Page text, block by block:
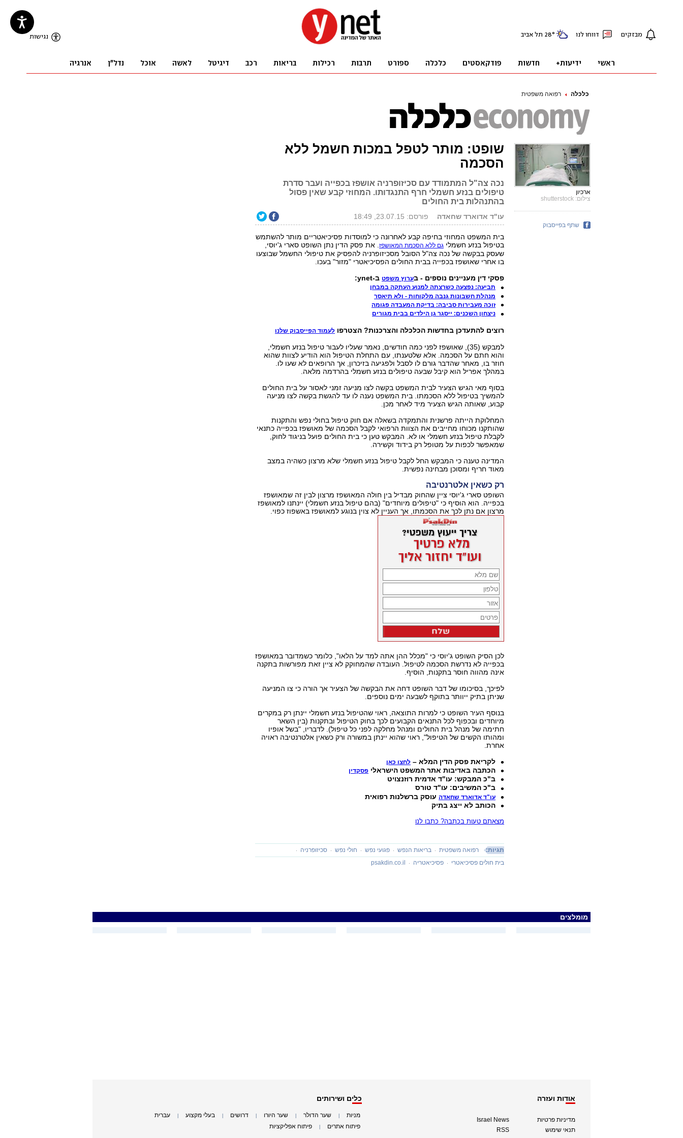
כלכלה רפואה משפטית
שופט: מותר לטפל במכות חשמל ללא
הסכמה
נכה צה"ל המתמודד עם סכיזופרניה אושפז בכפייה ועבר סדרת
טיפולים בנזע חשמלי חרף התנגדותו. המחוזי קבע שאין פסול
בהתנהלות בית החולים
עו"ד אדוארד שחאדה פורסם: 23.07.15, 18:49
בית המשפט המחוזי בחיפה קבע לאחרונה כי למוסדות פסיכיאטריים מותר להשתמש
בטיפול בנזע חשמלי גם ללא הסכמת המאושפז. את פסק הדין נתן השופט סארי ג'יוסי,
שעסק בבקשה של נכה צה"ל הסובל מסכיזופרניה להפסיק את טיפולי החשמל שבוצעו
בו אחרי שאושפז בכפייה בבית החולים הפסיכיאטרי "מזור" בעכו.
פסקי דין מעניינים נוספים - בערוץ משפט ב-ynet:
תביעה: נפצעה כשרצתה למנוע העתקה במבחן
מנהלת חשבונות גנבה מלקוחות - ולא תיאסר
זוכה מעבירות סביבה: בדיקת המעבדה פגומה
ניצחון השכנים: ייסגר גן הילדים בבית מגורים
רוצים להתעדכן בחדשות הכלכלה והצרכנות? הצטרפו לעמוד הפייסבוק שלנו
למבקש (35), שאושפז לפני כמה חודשים, נאמר שעליו לעבור טיפול בנזע חשמלי,
והוא חתם על הסכמה. אלא שלטענתו, עם התחלת הטיפול הוא הודיע לצוות שהוא
חוזר בו, מאחר שהדבר גורם לו לסבל ולפגיעה בזיכרון, אך הרופאים לא שעו לו.
במהלך אפריל הוא קיבל שבעה טיפולים בנזע חשמלי בהרדמה מלאה.
בסוף מאי הגיש הצעיר לבית המשפט בקשה לצו מניעה זמני לאסור על בית החולים
להמשיך בטיפול ללא הסכמתו. בית המשפט נענה לו עד להגשת בקשה לצו מניעה
קבוע, שאותה הגיש הצעיר מיד לאחר מכן.
המחלוקת הייתה פרשנית והתמקדה בשאלה אם חוק טיפול בחולי נפש והתקנות
שהותקנו מכוחו מחייבים את הצוות הרפואי לקבל הסכמה של מאושפז בכפייה כתנאי
לקבלת טיפול בנזע חשמלי או לא. המבקש טען כי בית החולים פועל בניגוד לחוק,
שמאפשר לכפות על מטופל רק בידוד וקשירה.
המדינה טענה כי המבקש החל לקבל טיפול בנזע חשמלי שלא מרצון כשהיה במצב
מאוד חריף ומסוכן מבחינה נפשית.
רק כשאין אלטרנטיבה
השופט סארי ג'יוסי ציין שהחוק מבדיל בין חולה המאושפז מרצון לבין זה שמאושפז
בכפייה. הוא הוסיף כי "טיפולים מיוחדים" (בהם טיפול בנזע חשמלי) יינתנו למאושפז
מרצון אם נתן לכך את הסכמתו, אך העניין לא צוין בנוגע למאושפז באשפוז כפוי.
לכן הסיק השופט ג'יוסי כי "מכלל ההן אתה למד על הלאו", כלומר כשמדובר במאושפז
בכפייה לא נדרשת הסכמה לטיפול. העובדה שהמחוקק לא ציין זאת מפורשות בתקנה
אינה מהווה חוסר בתקנות, הוסיף.
לפיכך, בסיכומו של דבר השופט דחה את הבקשה של הצעיר אך הורה כי צו המניעה
שניתן בתיק ייוותר בתוקף לשבעה ימים נוספים.
בנוסף העיר השופט כי למרות התוצאה, ראוי שהטיפול בנזע חשמלי יינתן רק במקרים
מיוחדים ובכפוף לכל התנאים הקבועים לכך בחוק הטיפול ובתקנות (בין השאר
חתימה של מנהל בית החולים ומנהל מחלקה לפני כל טיפול). לדבריו, "בשל אופיו
ומהותו הקשים של הטיפול", ראוי שהוא יינתן במשורה ורק כשאין אלטרנטיבה ראויה
אחרת.
לקריאת פסק הדין המלא – לחצו כאן
הכתבה באדיבות אתר המשפט הישראלי פסקדין
ב"כ המבקש: עו"ד אדמית רוזנצויט
ב"כ המשיבים: עו"ד טורס
עו"ד אדוארד שחאדהעוסק ברשלנות רפואית
הכותב לא ייצג בתיק
מצאתם טעות בכתבה? כתבו לנו
תגיות: רפואה משפטית בריאות הנפש פגועי נפש חולי נפש
סכיזופרניה
בית חולים פסיכיאטרי
פסיכיאטריה psakdin.co.il
ארכיון
צילום: shutterstock
שתף בפייסבוק
מומלצים
אודות ועזרה
מדיניות פרטיות
תנאי שימוש
Israel News
RSS
כלים ושירותים
מניות שער הדולר שער היורו דרושים בעלי מקצוע עברית
פיתוח אתרים פיתוח אפליקציות